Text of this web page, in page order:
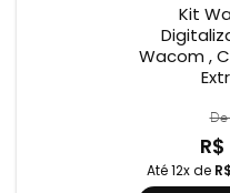
Kit
Wacom ,
De
Até 12x de